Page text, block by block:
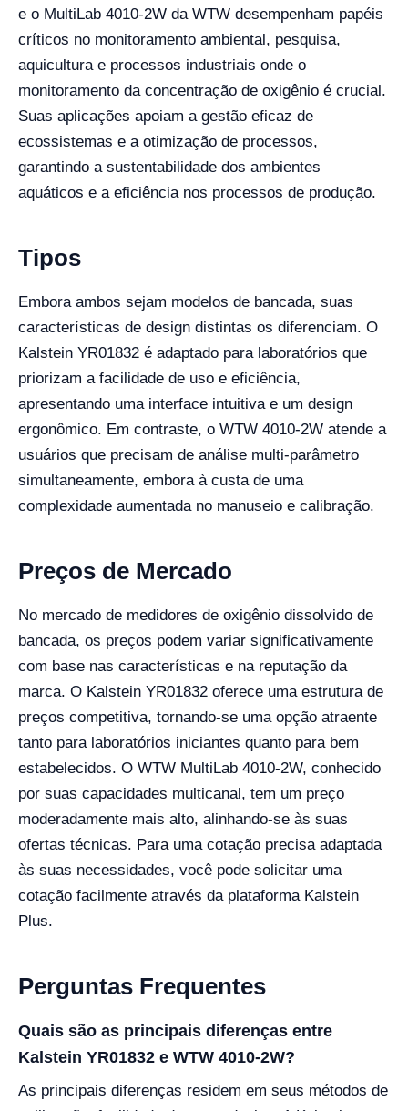
e o MultiLab 4010-2W da WTW desempenham papéis
críticos no monitoramento ambiental, pesquisa,
aquicultura e processos industriais onde o
monitoramento da concentração de oxigênio é crucial.
Suas aplicações apoiam a gestão eficaz de
ecossistemas e a otimização de processos,
garantindo a sustentabilidade dos ambientes
aquáticos e a eficiência nos processos de produção.
Tipos
Embora ambos sejam modelos de bancada, suas
características de design distintas os diferenciam. O
Kalstein YR01832 é adaptado para laboratórios que
priorizam a facilidade de uso e eficiência,
apresentando uma interface intuitiva e um design
ergonômico. Em contraste, o WTW 4010-2W atende a
usuários que precisam de análise multi-parâmetro
simultaneamente, embora à custa de uma
complexidade aumentada no manuseio e calibração.
Preços de Mercado
No mercado de medidores de oxigênio dissolvido de
bancada, os preços podem variar significativamente
com base nas características e na reputação da
marca. O Kalstein YR01832 oferece uma estrutura de
preços competitiva, tornando-se uma opção atraente
tanto para laboratórios iniciantes quanto para bem
estabelecidos. O WTW MultiLab 4010-2W, conhecido
por suas capacidades multicanal, tem um preço
moderadamente mais alto, alinhando-se às suas
ofertas técnicas. Para uma cotação precisa adaptada
às suas necessidades, você pode solicitar uma
cotação facilmente através da plataforma Kalstein
Plus.
Perguntas Frequentes
Quais são as principais diferenças entre
Kalstein YR01832 e WTW 4010-2W?
As principais diferenças residem em seus métodos de